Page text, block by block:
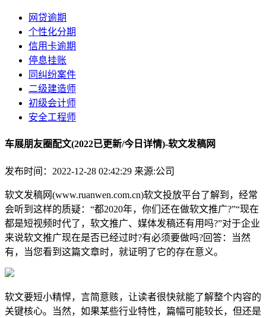
网贷逾期
个性化分期
信用卡逾期
停息挂账
同纠纷案件
二级建造师
初级会计师
安全工程师
车展朋友圈配文(2022已更新/今日详情)-软文发稿网
发布时间：2022-12-28 02:42:29 来源:公司
软文发稿网(www.ruanwen.com.cn)软文投放平台了解到，经常
会听到这样的质疑：“都2020年，你们还在做软文推广?”“现在
都是短视频时代了，软文推广、媒体发稿还有用吗?”对于企业
来说软文推广现在是否已经过时?有必须要做吗?回答：当然
有，当您看到这篇文章时，就证明了它的存在意义。
软文要短小精悍，言简意赅，让读者很快就能了解整个内容的
关键核心。当然，如果某些行业特性，篇幅可能较长，但还是